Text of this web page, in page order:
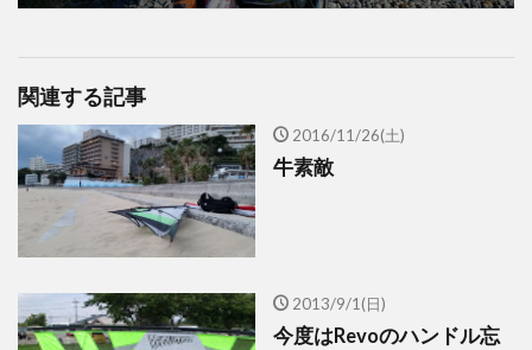
関連する記事
2016/11/26(土)
牛素敵
2013/9/1(日)
今度はRevoのハンドル忘